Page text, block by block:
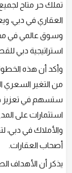
تملك حر متاح
العقاري في دبي،
وسوق عالمي في
استراتيجية دبي
وأكد أن هذه
من التغير السعري
ستسهم في تعزيز
استثمارات على
والأملاك في دبي،
أصحاب العقارات.